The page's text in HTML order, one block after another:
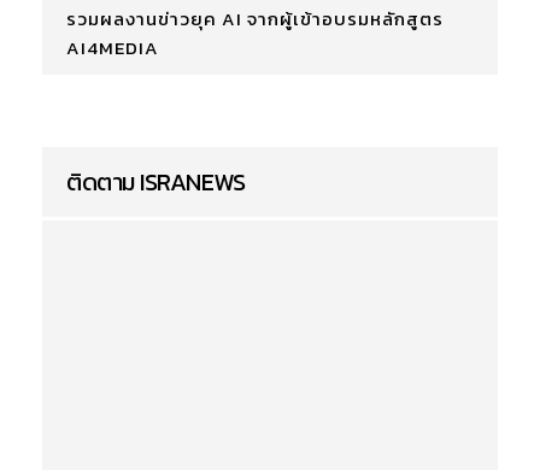
รวมผลงานข่าวยุค AI จากผู้เข้าอบรมหลักสูตร
AI4MEDIA
ติดตาม ISRANEWS